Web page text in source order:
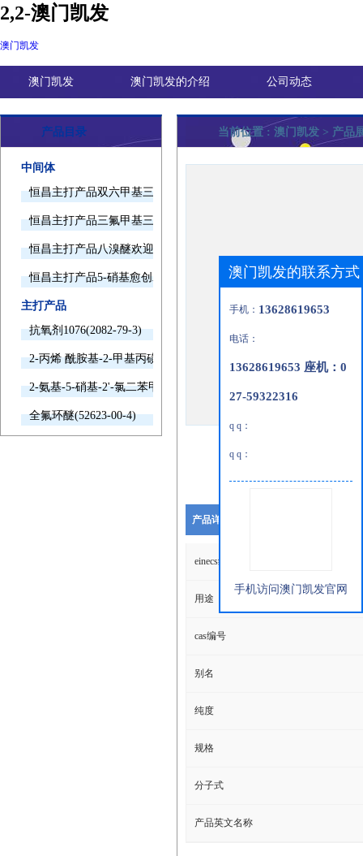
2,2-澳门凯发
澳门凯发
澳门凯发 澳门凯发的介绍 公司动态
产品目录
中间体
恒昌主打产品双六甲基三胺欢迎询价
恒昌主打产品三氟甲基三甲基硅烷欢迎询价
恒昌主打产品八溴醚欢迎询价
恒昌主打产品5-硝基愈创木酚钠欢迎询价
主打产品
抗氧剂1076(2082-79-3)
2-丙烯 酰胺基-2-甲基丙磺酸(15214-89-8)
2-氨基-5-硝基-2'-氯二苯甲酮(2011-66-7)
全氟环醚(52623-00-4)
当前位置 : 澳门凯发 > 产品
产品详细说明
einecs编号
用途
cas编号
别名
纯度
规格
分子式
产品英文名称
澳门凯发的联系方式
手机： 13628619653
电话：
13628619653 座机：0
27-59322316
q q：
q q：
手机访问澳门凯发官网